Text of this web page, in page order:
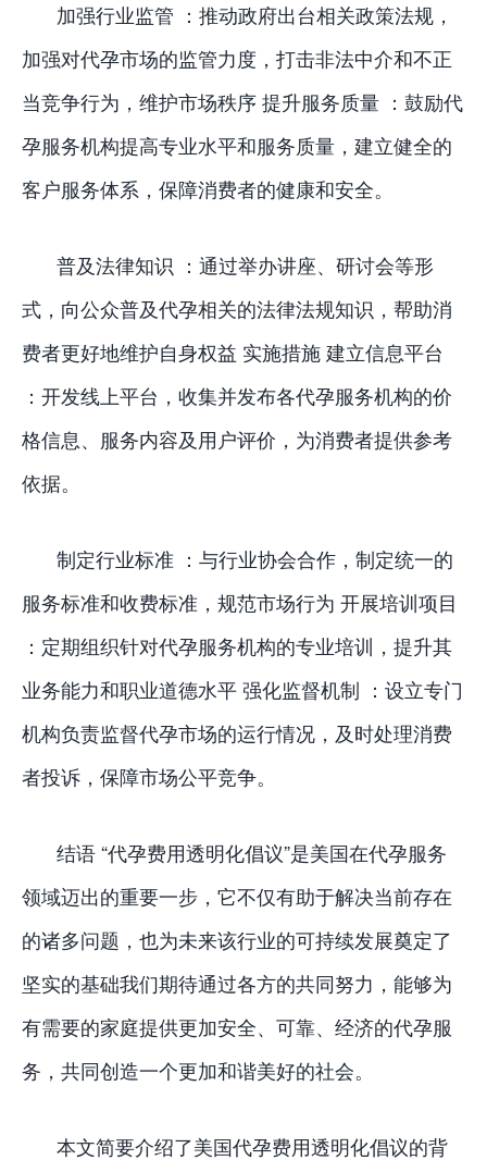
加强行业监管 ：推动政府出台相关政策法规，
加强对代孕市场的监管力度，打击非法中介和不正
当竞争行为，维护市场秩序 提升服务质量 ：鼓励代
孕服务机构提高专业水平和服务质量，建立健全的
客户服务体系，保障消费者的健康和安全。
普及法律知识 ：通过举办讲座、研讨会等形
式，向公众普及代孕相关的法律法规知识，帮助消
费者更好地维护自身权益 实施措施 建立信息平台
：开发线上平台，收集并发布各代孕服务机构的价
格信息、服务内容及用户评价，为消费者提供参考
依据。
制定行业标准 ：与行业协会合作，制定统一的
服务标准和收费标准，规范市场行为 开展培训项目
：定期组织针对代孕服务机构的专业培训，提升其
业务能力和职业道德水平 强化监督机制 ：设立专门
机构负责监督代孕市场的运行情况，及时处理消费
者投诉，保障市场公平竞争。
结语 “代孕费用透明化倡议”是美国在代孕服务
领域迈出的重要一步，它不仅有助于解决当前存在
的诸多问题，也为未来该行业的可持续发展奠定了
坚实的基础我们期待通过各方的共同努力，能够为
有需要的家庭提供更加安全、可靠、经济的代孕服
务，共同创造一个更加和谐美好的社会。
本文简要介绍了美国代孕费用透明化倡议的背